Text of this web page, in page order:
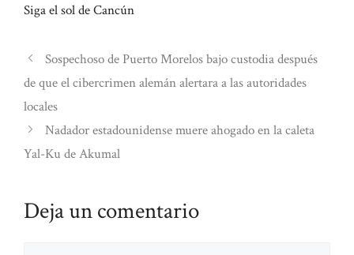
Siga el sol de Cancún
Sospechoso de Puerto Morelos bajo custodia después
de que el cibercrimen alemán alertara a las autoridades
locales
Nadador estadounidense muere ahogado en la caleta
Yal-Ku de Akumal
Deja un comentario